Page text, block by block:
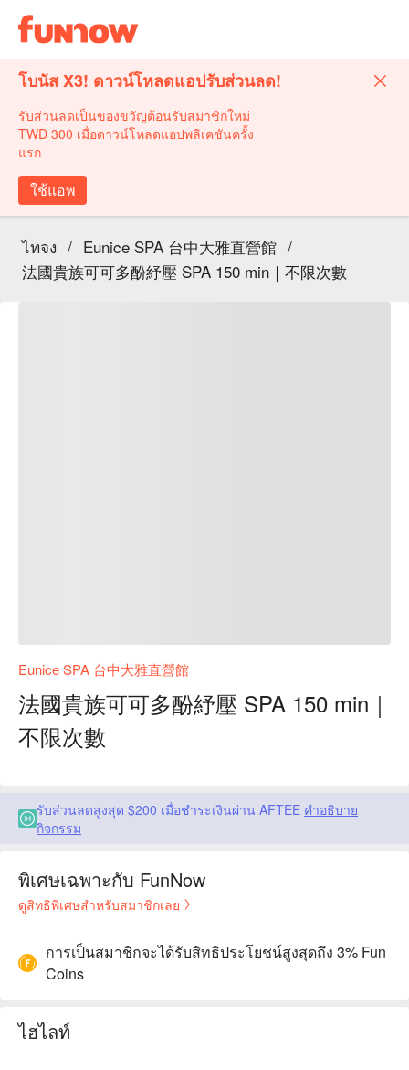
โบนัส X3! ดาวน์โหลดแอปรับส่วนลด!
รับส่วนลดเป็นของขวัญต้อนรับสมาชิกใหม่
TWD 300 เมื่อดาวน์โหลดแอปพลิเคชันครั้ง
แรก
ใช้แอพ
ไทจง / Eunice SPA 台中大雅直營館 /
法國貴族可可多酚紓壓 SPA 150 min｜不限次數
Eunice SPA 台中大雅直營館
法國貴族可可多酚紓壓 SPA 150 min｜
不限次數
รับส่วนลดสูงสุด $200 เมื่อชำระเงินผ่าน AFTEE คำอธิบาย
กิจกรรม
พิเศษเฉพาะกับ FunNow
ดูสิทธิพิเศษสำหรับสมาชิกเลย
การเป็นสมาชิกจะได้รับสิทธิประโยชน์สูงสุดถึง 3% Fun
Coins
ไฮไลท์